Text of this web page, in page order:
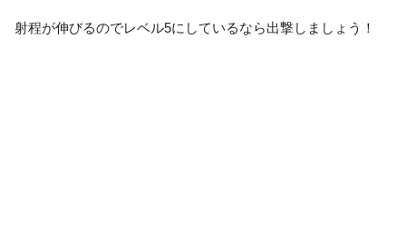
射程が伸びるのでレベル5にしているなら出撃しましょう！